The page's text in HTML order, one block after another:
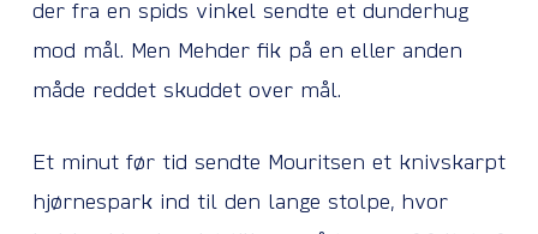
der fra en spids vinkel sendte et dunderhug
mod mål. Men Mehder fik på en eller anden
måde reddet skuddet over mål.
Et minut før tid sendte Mouritsen et knivskarpt
hjørnespark ind til den lange stolpe, hvor